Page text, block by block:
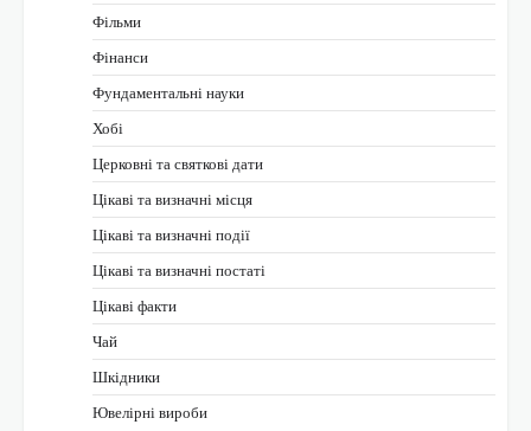
Фільми
Фінанси
Фундаментальні науки
Хобі
Церковні та святкові дати
Цікаві та визначні місця
Цікаві та визначні події
Цікаві та визначні постаті
Цікаві факти
Чай
Шкідники
Ювелірні вироби